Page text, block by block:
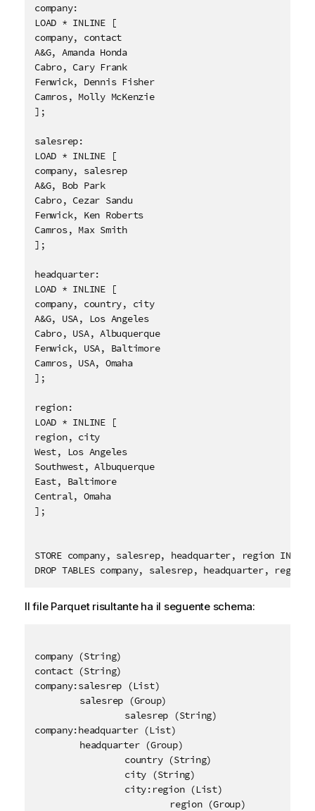
company:
LOAD * INLINE [
company, contact
A&G, Amanda Honda
Cabro, Cary Frank
Fenwick, Dennis Fisher
Camros, Molly McKenzie
];
salesrep:
LOAD * INLINE [
company, salesrep
A&G, Bob Park
Cabro, Cezar Sandu
Fenwick, Ken Roberts
Camros, Max Smith
];
headquarter:
LOAD * INLINE [
company, country, city
A&G, USA, Los Angeles
Cabro, USA, Albuquerque
Fenwick, USA, Baltimore
Camros, USA, Omaha
];
region:
LOAD * INLINE [
region, city
West, Los Angeles
Southwest, Albuquerque
East, Baltimore
Central, Omaha
];
STORE company, salesrep, headquarter, region
DROP TABLES company, salesrep, headquarter, region;
Il file Parquetrisultante ha il seguente schema:
company (String)
contact (String)
company:salesrep (List)
company:headquarter (List)